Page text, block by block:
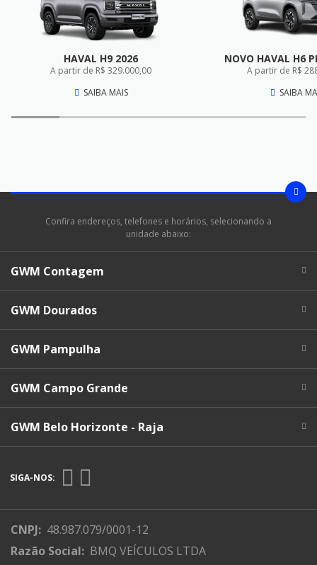
HAVAL H9 2026
A partir de R$ 329.000,00
SAIBA MAIS
NOVO HAVAL H6
A partir de R$
SAIBA
Confira endereços, telefones e horários, selecionando a
unidade abaixo:
GWM Contagem
GWM Dourados
GWM Pampulha
GWM Campo Grande
GWM Belo Horizonte - Raja
SIGA-NOS:
CNPJ: 48.987.079/0001-12
Razão Social: BMQ VEÍCULOS LTDA